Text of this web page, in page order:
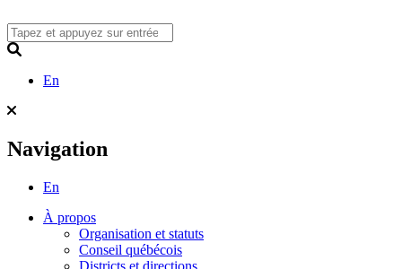
to
content
En
Navigation
En
À propos
Organisation et statuts
Conseil québécois
Districts et directions